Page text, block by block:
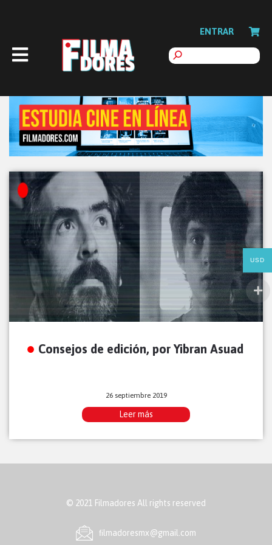
ENTRAR
Consejos de edición, por Yibran Asuad
26 septiembre 2019
Leer más
© 2021 Filmadores All rights reserved
ﬁlmadoresmx@gmail.com
USD